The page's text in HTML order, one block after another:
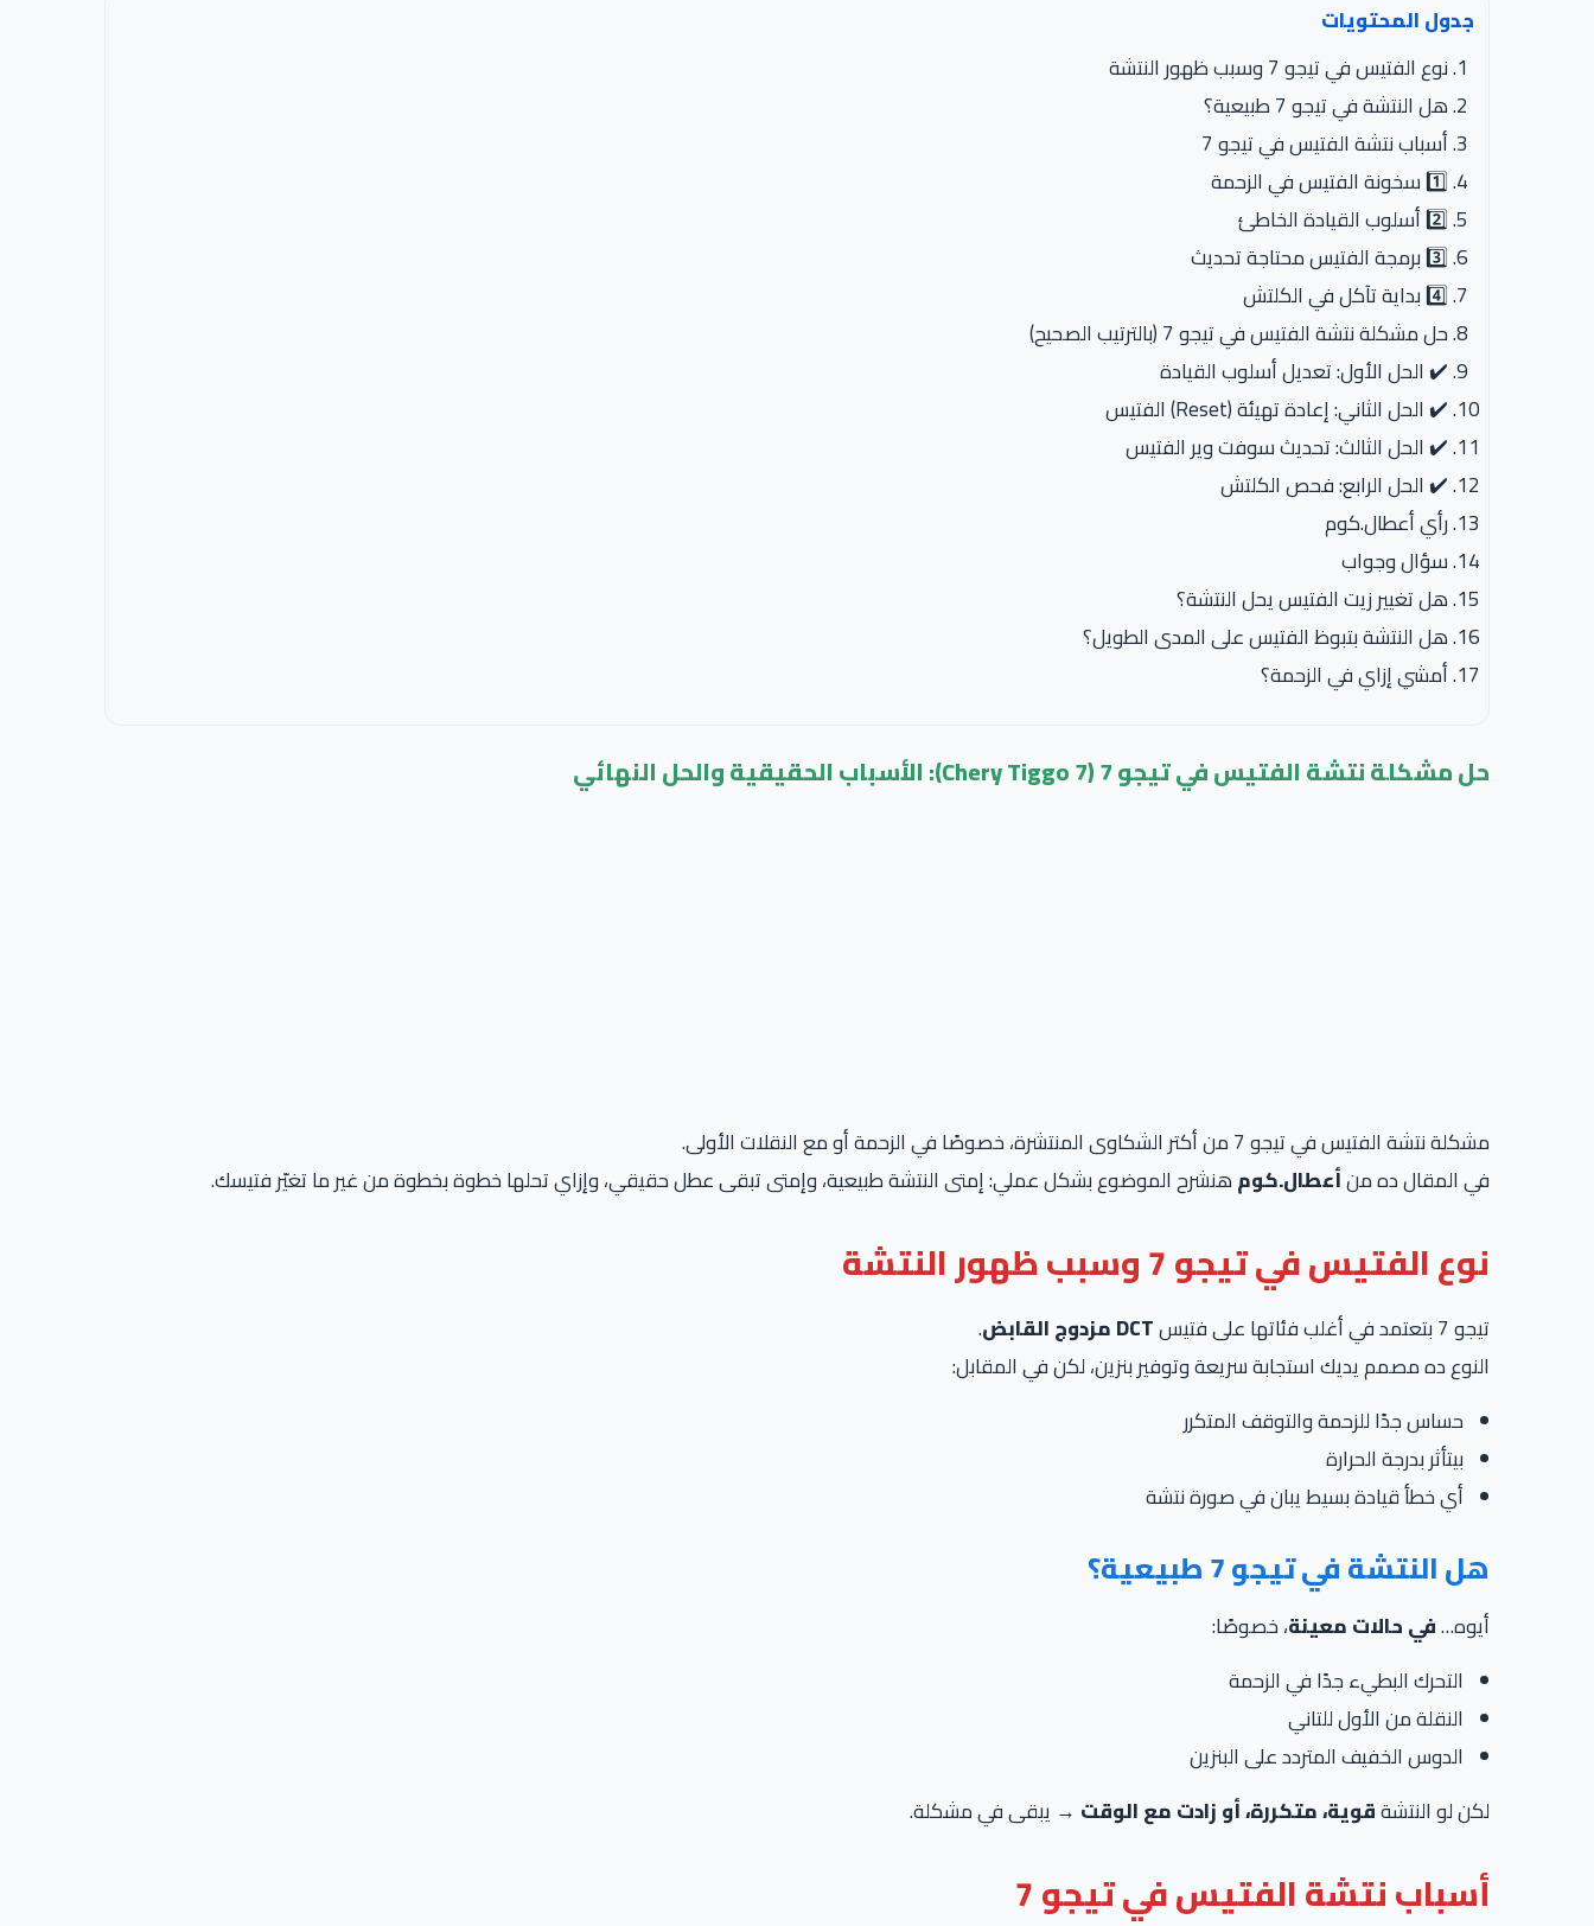
جدول المحتويات
نوع الفتيس في تيجو 7 وسبب ظهور النتشة
هل النتشة في تيجو 7 طبيعية؟
أسباب نتشة الفتيس في تيجو 7
1️⃣ سخونة الفتيس في الزحمة
2️⃣ أسلوب القيادة الخاطئ
3️⃣ برمجة الفتيس محتاجة تحديث
4️⃣ بداية تآكل في الكلتش
حل مشكلة نتشة الفتيس في تيجو 7 (بالترتيب الصحيح)
✔️ الحل الأول: تعديل أسلوب القيادة
✔️ الحل الثاني: إعادة تهيئة (Reset) الفتيس
✔️ الحل الثالث: تحديث سوفت وير الفتيس
✔️ الحل الرابع: فحص الكلتش
رأي أعطال.كوم
سؤال وجواب
هل تغيير زيت الفتيس يحل النتشة؟
هل النتشة بتبوظ الفتيس على المدى الطويل؟
أمشي إزاي في الزحمة؟
حل مشكلة نتشة الفتيس في تيجو 7 (Chery Tiggo 7): الأسباب الحقيقية والحل النهائي
مشكلة نتشة الفتيس في تيجو 7 من أكتر الشكاوى المنتشرة، خصوصًا في الزحمة أو مع النقلات الأولى.
في المقال ده منأعطال.كومهنشرح الموضوع بشكل عملي: إمتى النتشة طبيعية، وإمتى تبقى عطل حقيقي، وإزاي تحلها خطوة بخطوة من غير ما تغيّر فتيسك.
نوع الفتيس في تيجو 7 وسبب ظهور النتشة
تيجو 7 بتعتمد في أغلب فئاتها على فتيس DCT مزدوج القابض
.
النوع ده مصمم يديك استجابة سريعة وتوفير بنزين، لكن في المقابل:
حساس جدًا للزحمة والتوقف المتكرر
بيتأثر بدرجة الحرارة
أي خطأ قيادة بسيط يبان في صورة نتشة
هل النتشة في تيجو 7 طبيعية؟
أيوه…في حالات معينة، خصوصًا:
التحرك البطيء جدًا في الزحمة
النقلة من الأول للتاني
الدوس الخفيف المتردد على البنزين
لكن لو النتشةقوية، متكررة، أو زادت مع الوقت → يبقى في مشكلة.
أسباب نتشة الفتيس في تيجو 7